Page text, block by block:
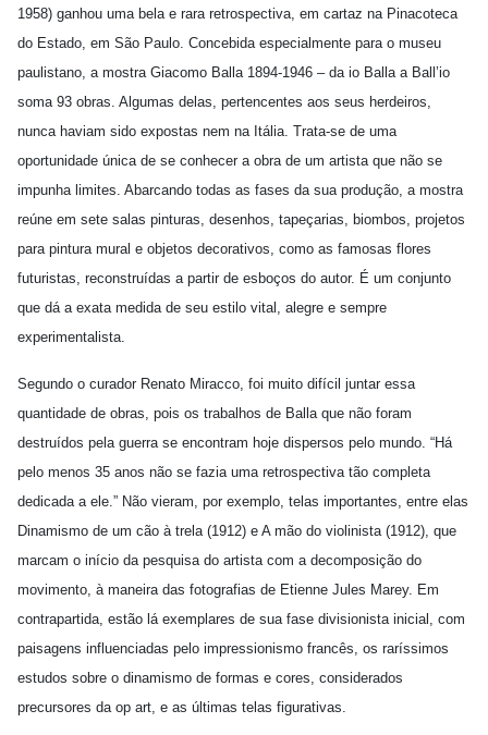
1958) ganhou uma bela e rara retrospectiva, em cartaz na Pinacoteca
do Estado, em São Paulo. Concebida especialmente para o museu
paulistano, a mostra Giacomo Balla 1894-1946 – da io Balla a Ball’io
soma 93 obras. Algumas delas, pertencentes aos seus herdeiros,
nunca haviam sido expostas nem na Itália. Trata-se de uma
oportunidade única de se conhecer a obra de um artista que não se
impunha limites. Abarcando todas as fases da sua produção, a mostra
reúne em sete salas pinturas, desenhos, tapeçarias, biombos, projetos
para pintura mural e objetos decorativos, como as famosas flores
futuristas, reconstruídas a partir de esboços do autor. É um conjunto
que dá a exata medida de seu estilo vital, alegre e sempre
experimentalista.
Segundo o curador Renato Miracco, foi muito difícil juntar essa
quantidade de obras, pois os trabalhos de Balla que não foram
destruídos pela guerra se encontram hoje dispersos pelo mundo. “Há
pelo menos 35 anos não se fazia uma retrospectiva tão completa
dedicada a ele.” Não vieram, por exemplo, telas importantes, entre elas
Dinamismo de um cão à trela (1912) e A mão do violinista (1912), que
marcam o início da pesquisa do artista com a decomposição do
movimento, à maneira das fotografias de Etienne Jules Marey. Em
contrapartida, estão lá exemplares de sua fase divisionista inicial, com
paisagens influenciadas pelo impressionismo francês, os raríssimos
estudos sobre o dinamismo de formas e cores, considerados
precursores da op art, e as últimas telas figurativas.